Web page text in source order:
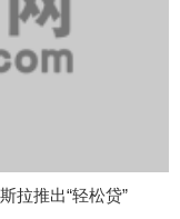
拉推出“轻松贷”